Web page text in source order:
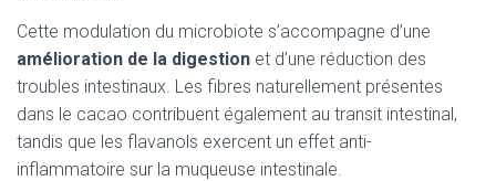
Cette modulation du microbiote s’accompagne d’une
amélioration de la digestion et d’une réduction des
troubles intestinaux. Les fibres naturellement présentes
dans le cacao contribuent également au transit intestinal,
tandis que les flavanols exercent un effet anti-
inflammatoire sur la muqueuse intestinale.